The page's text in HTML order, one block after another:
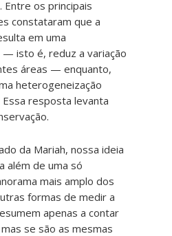
Entre os principais
constataram que a
em uma
— isto é, reduz a variação
áreas — enquanto,
heterogeneização
resposta levanta
da Mariah, nossa ideia
além de uma só
mais amplo dos
formas de medir a
apenas a contar
se são as mesmas